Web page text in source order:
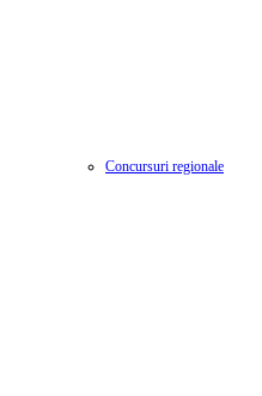
Concursuri regionale